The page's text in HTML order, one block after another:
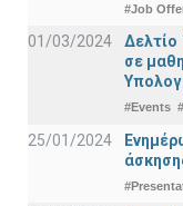
#Job
01/03/2024
Δελτίο
σε
#Events
25/01/2024